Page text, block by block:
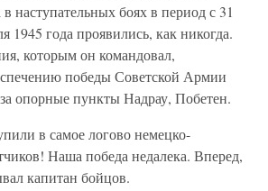
наступательных боях в период с 31
1945 года проявились, как никогда.
которым он командовал,
победы Советской Армии
опорные пункты Надрау, Побетен.
в самое логово немецко-
Наша победа недалека. Вперед,
капитан бойцов.